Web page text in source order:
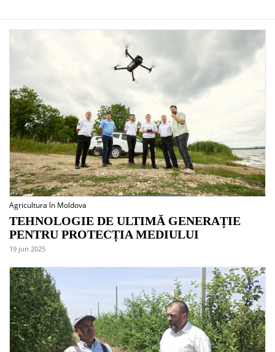
Agricultura în Moldova
TEHNOLOGIE DE ULTIMĂ GENERAȚIE
PENTRU PROTECȚIA MEDIULUI
19 jun 2025